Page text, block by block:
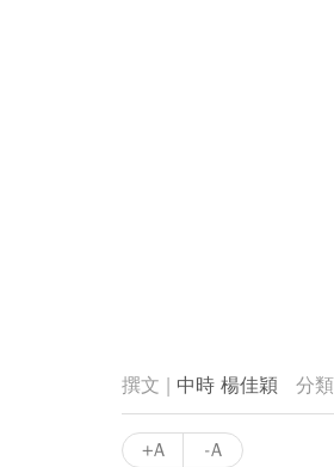
中時 楊佳穎
+A -A